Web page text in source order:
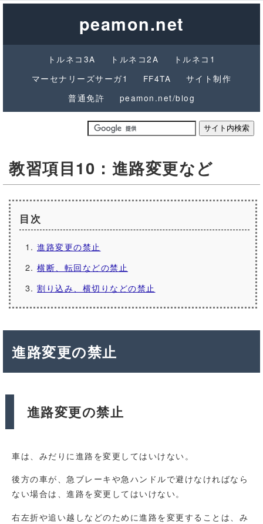
peamon.net
トルネコ3A トルネコ2A
トルネコ1
マーセナリーズサーガ1
FF4TA
サイト制作
普通免許
peamon.net/blog
教習項目10：進路変更など
目次
進路変更の禁止
横断、転回などの禁止
割り込み、横切りなどの禁止
進路変更の禁止
進路変更の禁止
車は、みだりに進路を変更してはいけない。
後方の車が、急ブレーキや急ハンドルで避けなければなら
ない場合は、進路を変更してはいけない。
右左折や追い越しなどのために進路を変更することは、み